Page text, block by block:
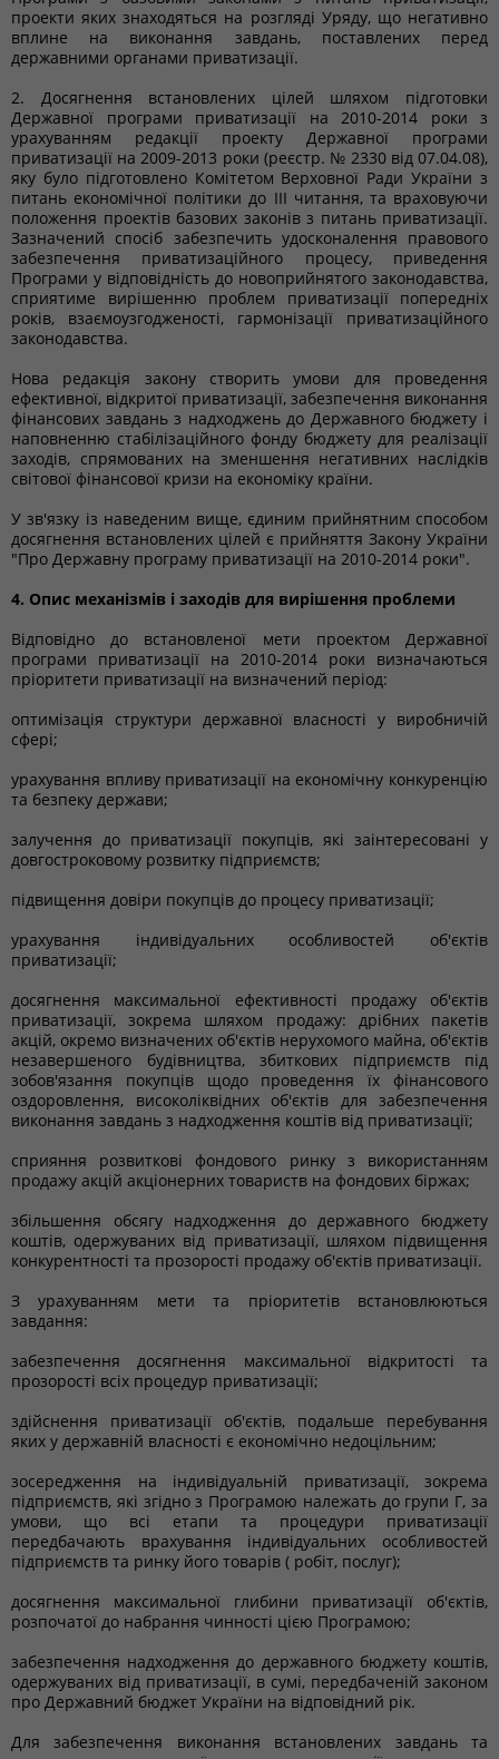
проекти яких знаходяться на розгляді Уряду, що негативно
вплине на виконання завдань, поставлених перед
державними органами приватизації.
2. Досягнення встановлених цілей шляхом підготовки
Державної програми приватизації на 2010-2014 роки з
урахуванням редакції проекту Державної програми
приватизації на 2009-2013 роки (реєстр. № 2330 від 07.04.08),
яку було підготовлено Комітетом Верховної Ради України з
питань економічної політики до ІІІ читання, та враховуючи
положення проектів базових законів з питань приватизації.
Зазначений спосіб забезпечить удосконалення правового
забезпечення приватизаційного процесу, приведення
Програми у відповідність до новоприйнятого законодавства,
сприятиме вирішенню проблем приватизації попередніх
років, взаємоузгодженості, гармонізації приватизаційного
законодавства.
Нова редакція закону створить умови для проведення
ефективної, відкритої приватизації, забезпечення виконання
фінансових завдань з надходжень до Державного бюджету і
наповненню стабілізаційного фонду бюджету для реалізації
заходів, спрямованих на зменшення негативних наслідків
світової фінансової кризи на економіку країни.
У зв'язку із наведеним вище, єдиним прийнятним способом
досягнення встановлених цілей є прийняття Закону України
"Про Державну програму приватизації на 2010-2014 роки".
4. Опис механізмів і заходів для вирішення проблеми
Відповідно до встановленої мети проектом Державної
програми приватизації на 2010-2014 роки визначаються
пріоритети приватизації на визначений період:
оптимізація структури державної власності у виробничій
сфері;
урахування впливу приватизації на економічну конкуренцію
та безпеку держави;
залучення до приватизації покупців, які заінтересовані у
довгостроковому розвитку підприємств;
підвищення довіри покупців до процесу приватизації;
урахування індивідуальних особливостей об'єктів
приватизації;
досягнення максимальної ефективності продажу об'єктів
приватизації, зокрема шляхом продажу: дрібних пакетів
акцій, окремо визначених об'єктів нерухомого майна, об'єктів
незавершеного будівництва, збиткових підприємств під
зобов'язання покупців щодо проведення їх фінансового
оздоровлення, високоліквідних об'єктів для забезпечення
виконання завдань з надходження коштів від приватизації;
сприяння розвиткові фондового ринку з використанням
продажу акцій акціонерних товариств на фондових біржах;
збільшення обсягу надходження до державного бюджету
коштів, одержуваних від приватизації, шляхом підвищення
конкурентності та прозорості продажу об'єктів приватизації.
З урахуванням мети та пріоритетів встановлюються
завдання:
забезпечення досягнення максимальної відкритості та
прозорості всіх процедур приватизації;
здійснення приватизації об'єктів, подальше перебування
яких у державній власності є економічно недоцільним;
зосередження на індивідуальній приватизації, зокрема
підприємств, які згідно з Програмою належать до групи Г, за
умови, що всі етапи та процедури приватизації
передбачають врахування індивідуальних особливостей
підприємств та ринку його товарів ( робіт, послуг);
досягнення максимальної глибини приватизації об'єктів,
розпочатої до набрання чинності цією Програмою;
забезпечення надходження до державного бюджету коштів,
одержуваних від приватизації, в сумі, передбаченій законом
про Державний бюджет України на відповідний рік.
Для забезпечення виконання встановлених завдань та